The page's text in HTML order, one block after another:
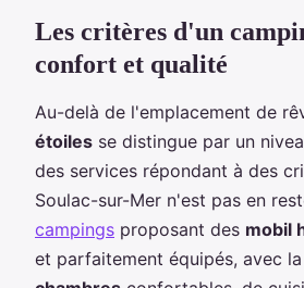
Les critères d'un
confort et qualité
Au-delà de l'emplacement de
étoiles se distingue par un
des services répondant à des
Soulac-sur-Mer n'est pas en
campings proposant des mobil
et parfaitement équipés, avec